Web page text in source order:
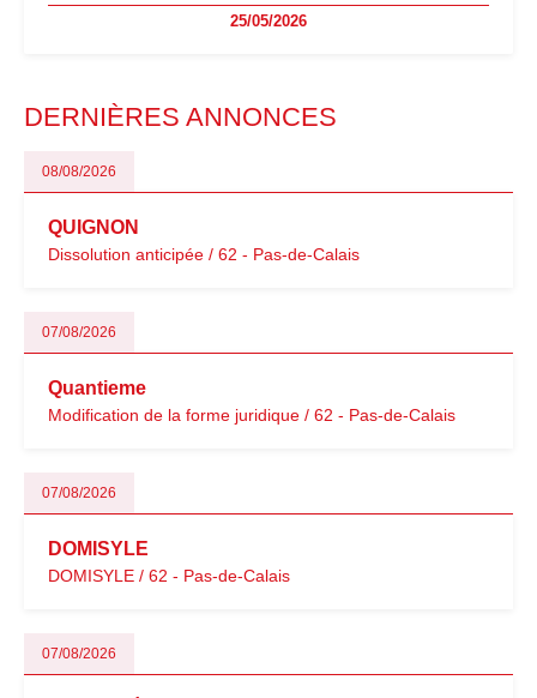
facturation ou risque de bascule vers la TVA : les règles
25/05/2026
DERNIÈRES ANNONCES
08/08/2026
QUIGNON
Dissolution anticipée / 62 - Pas-de-Calais
07/08/2026
Quantieme
Modification de la forme juridique / 62 - Pas-de-Calais
07/08/2026
DOMISYLE
DOMISYLE / 62 - Pas-de-Calais
07/08/2026